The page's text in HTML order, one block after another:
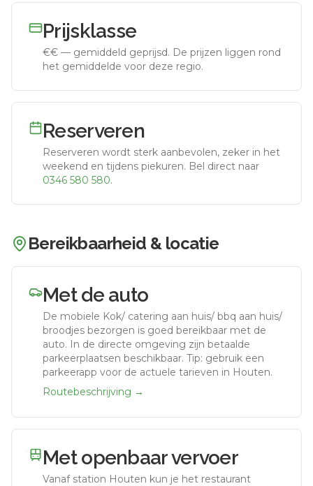
Prijsklasse
€€ — gemiddeld geprijsd. De prijzen liggen rond
het gemiddelde voor deze regio.
Reserveren
Reserveren wordt sterk aanbevolen, zeker in het
weekend en tijdens piekuren. Bel direct naar
0346 580 580.
Bereikbaarheid & locatie
Met de auto
De mobiele Kok/ catering aan huis/ bbq aan huis/
broodjes bezorgen is goed bereikbaar met de
auto. In de directe omgeving zijn betaalde
parkeerplaatsen beschikbaar. Tip: gebruik een
parkeerapp voor de actuele tarieven in Houten.
Routebeschrijving →
Met openbaar vervoer
Vanaf station Houten kun je het restaurant